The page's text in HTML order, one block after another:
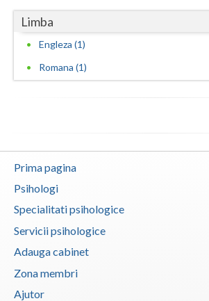
Vaslui
Limba
Engleza (1)
Romana (1)
Prima pagina
Psihologi
Specialitati psihologice
Servicii psihologice
Adauga cabinet
Zona membri
Ajutor